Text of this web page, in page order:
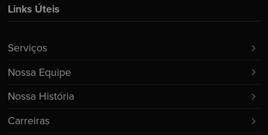
Links Úteis
Serviços
Nossa Equipe
Nossa História
Carreiras